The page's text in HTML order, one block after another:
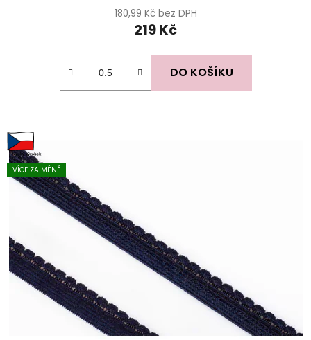
180,99 Kč bez DPH
219 Kč
DO KOŠÍKU
VÍCE ZA MÉNĚ